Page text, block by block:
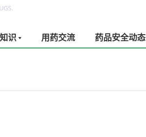
识 用药交流 药品安全动态